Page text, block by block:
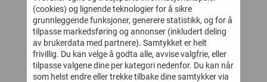
GULLKORN CHALK
ULL BODY FOG PINK
399,-
239,-
Kjøp
HUMMEL BODY MINI
ULL CHARCOAL
GRAY
350,-
262,-
Kjøp
(cookies) og lignende teknologier for å sikre
grunnleggende funksjoner, generere statistikk, og for å
tilpasse markedsføring og annonser (inkludert deling
av brukerdata med partnere). Samtykket er helt
frivillig. Du kan velge å godta alle, avvise valgfrie, eller
tilpasse valgene dine per kategori nedenfor. Du kan når
som helst endre eller trekke tilbake dine samtykker via